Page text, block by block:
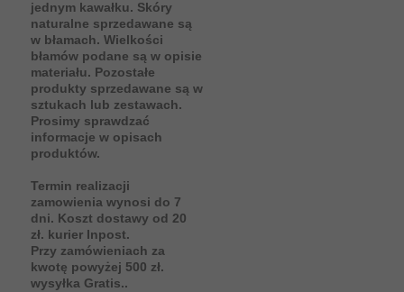
jednym kawałku. Skóry
naturalne sprzedawane są
w błamach. Wielkości
błamów podane są w opisie
materiału. Pozostałe
produkty sprzedawane są w
sztukach lub zestawach.
Prosimy sprawdzać
informacje w opisach
produktów.
Termin realizacji
zamowienia wynosi do 7
dni. Koszt dostawy od 20
zł. kurier Inpost.
Przy zamówieniach za
kwotę powyżej 500 zł.
wysyłka Gratis..